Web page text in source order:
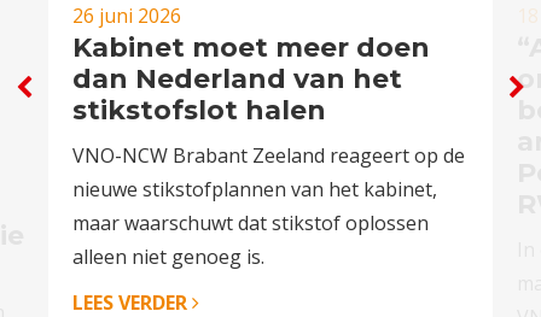
26 juni 2026
Kabinet moet meer doen
dan Nederland van het
stikstofslot halen
VNO-NCW Brabant Zeeland reageert op de
nieuwe stikstofplannen van het kabinet,
maar waarschuwt dat stikstof oplossen
alleen niet genoeg is.
LEES VERDER